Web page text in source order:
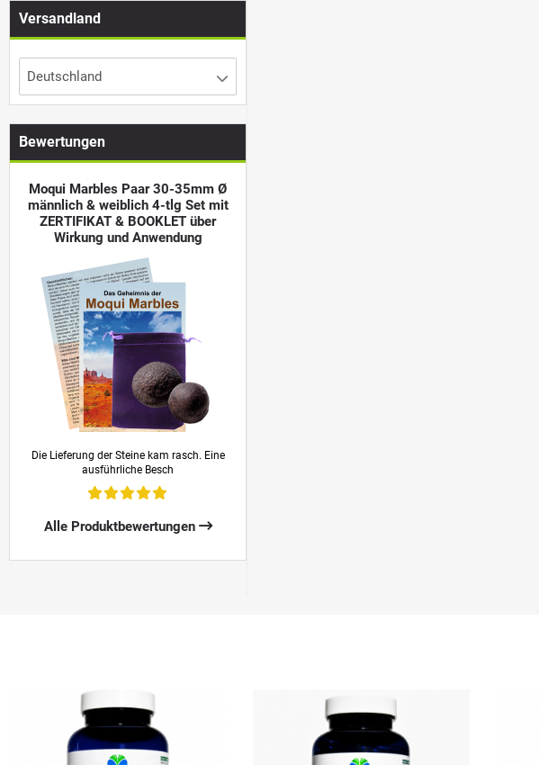
Versandland
Deutschland
Bewertungen
Moqui Marbles Paar 30-35mm Ø
männlich & weiblich 4-tlg Set mit
ZERTIFIKAT & BOOKLET über
Wirkung und Anwendung
Die Lieferung der Steine kam rasch. Eine
ausführliche Besch
Alle Produktbewertungen